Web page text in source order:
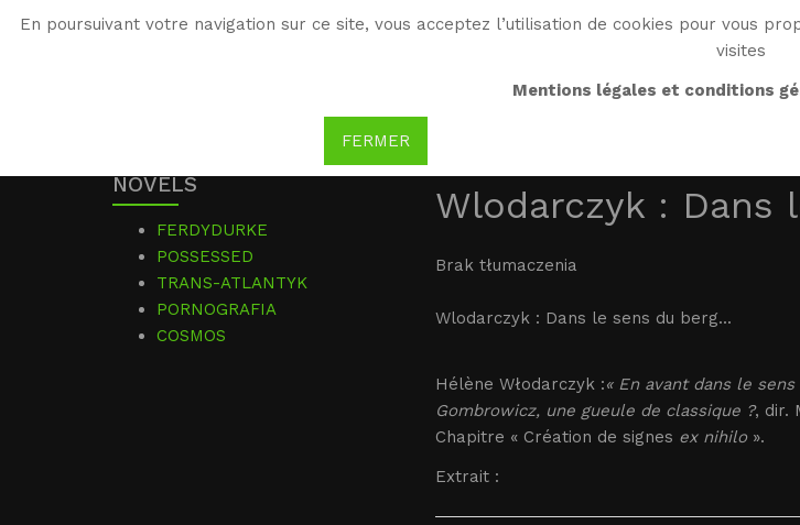
En poursuivant votre navigation sur ce site, vous acceptez l’utilisation de cookies pour vous
visites
Mentions légales et conditions
FERMER
Wlodarczyk : Dans
Brak tłumaczenia
Wlodarczyk : Dans le sens du berg...
Hélène Włodarczyk :« En avant dans le
Gombrowicz, une gueule de classique ?, dir.
Chapitre « Création de signes ex nihilo».
Extrait :
NOVELS
FERDYDURKE
POSSESSED
TRANS-ATLANTYK
PORNOGRAFIA
COSMOS